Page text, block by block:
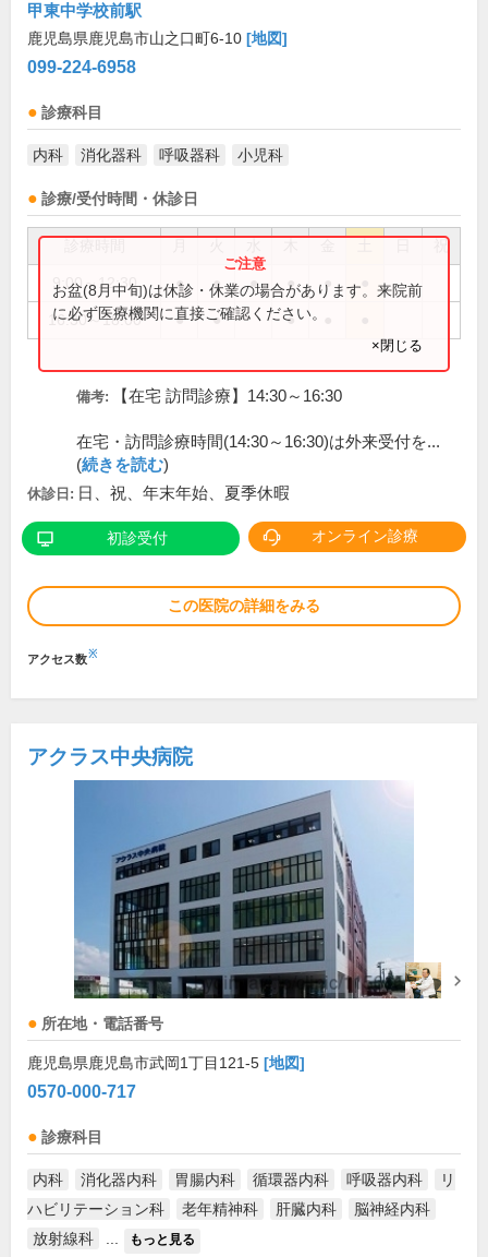
甲東中学校前駅
鹿児島県鹿児島市山之口町6-10 [地図]
099-224-6958
診療科目
内科 消化器科 呼吸器科 小児科
診療/受付時間・休診日
祝
9:00～12:30 ● ● ● ● ●
16:30～18:00 ● ● ●
お盆(8月中旬)は休診・休業の場合があります。来院前
に必ず医療機関に直接ご確認ください。
×閉じる
備考: 【在宅 訪問診療】14:30～16:30
在宅・訪問診療時間(14:30～16:30)は外来受付を...
(続きを読む)
休診日: 日、祝、年末年始、夏季休暇
初診受付 オンライン診療
この医院の詳細をみる
アクセス数※
アクラス中央病院
所在地・電話番号
鹿児島県鹿児島市武岡1丁目121-5 [地図]
0570-000-717
診療科目
内科 消化器内科 胃腸内科 循環器内科 呼吸器内科
リ
ハビリテーション科
老年精神科 肝臓内科
脳神経内科
放射線科
もっと見る